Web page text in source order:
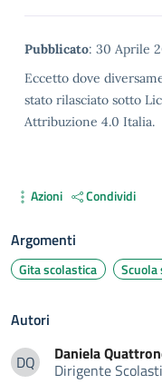
Metadata
Pubblicato: 30 Aprile
Eccetto dove
stato rilasciato sotto
Attribuzione 4.0 Italia.
Azioni Condividi
Argomenti
Gita scolastica Scuola
Autori
DQDaniela Quattrone
Daniela
Dirigente